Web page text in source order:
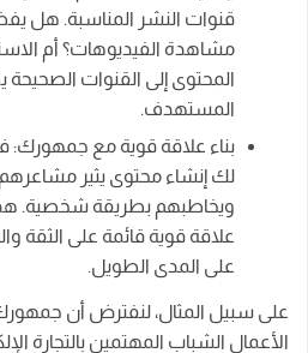
قنوات النشر المناسبة. هل
مشاهدة الفيديوهات؟ أم
المحتوى إلى القنوات
المستهدف.
بناء علاقة قوية مع جمهورك:
لك إنشاء محتوى يثير
ويخاطبهم بطريقة شخصية.
علاقة قوية قائمة على الثقة
على المدى الطويل.
على سبيل المثال، لنفترض أن
الأعمال الشباب المهتمين بالتجارة